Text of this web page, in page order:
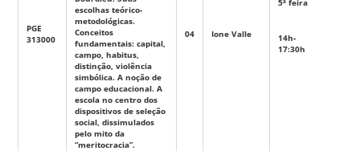
PGE
313000
escolhas teórico-
metodológicas.
Conceitos
fundamentais: capital,
campo, habitus,
distinção, violência
simbólica. A noção de
campo educacional. A
escola no centro dos
dispositivos de seleção
social, dissimulados
pelo mito da
“meritocracia”.
04 Ione Valle
14h-
17:30h